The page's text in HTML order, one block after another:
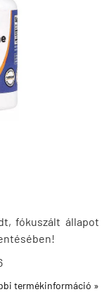
fókuszált állapot
termékinformáció »